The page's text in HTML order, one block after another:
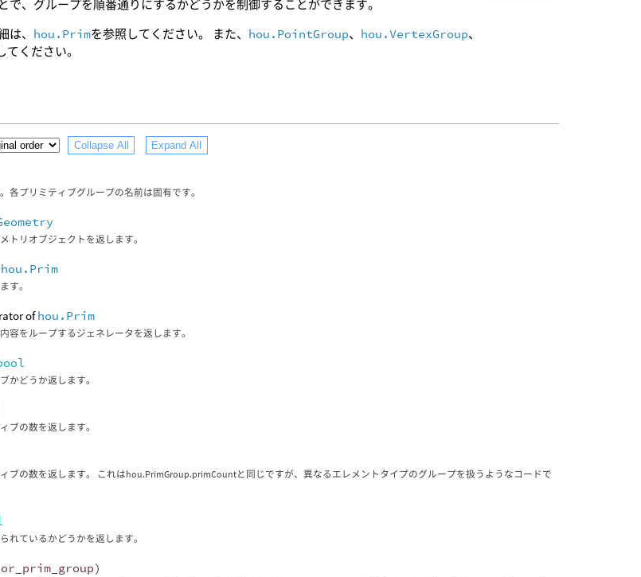
で、グループを順番通りにするかどうかを制御することができます。
は、 hou.Primを参照してください。 また、 hou.PointGroup、 hou.VertexGroup、
てください。
Collapse All Expand All
各プリミティブグループの名前は固有です。
トリオブジェクトを返します。
hou.Prim
す。
ofhou.Prim
容をループするジェネレータを返します。
かどうか返します。
ブの数を返します。
ブの数を返します。 これはhou.PrimGroup.primCountと同じですが、異なるエレメントタイプのグループを扱うようなコードで
れているかどうかを返します。
)